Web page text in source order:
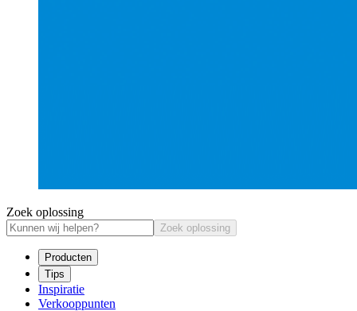
Zoek oplossing
Zoek oplossing
Producten
Tips
Inspiratie
Verkooppunten